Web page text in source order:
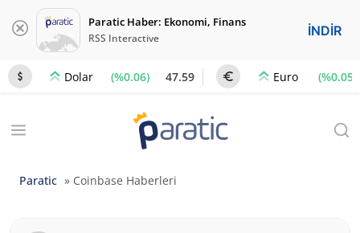
Paratic Haber: Ekonomi, Finans
RSS Interactive İNDİR
Dolar (%0.06) 47.59 Euro (%0.05)
Paratic » Coinbase Haberleri